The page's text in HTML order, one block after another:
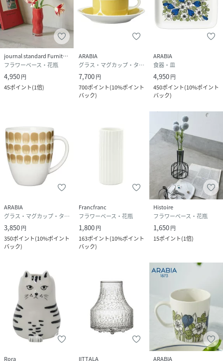
journal standard Furniture
フラワーベース・花瓶
4,950円
45ポイント(1倍)
ARABIA
グラス・マグカップ・タンブラー
7,700円
700ポイント(10%ポイント
バック)
ARABIA
食器・皿
4,950円
450ポイント(10%ポイント
バック)
ARABIA
グラス・マグカップ・タンブラー
3,850円
350ポイント(10%ポイント
バック)
Francfranc
フラワーベース・花瓶
1,800円
163ポイント(10%ポイント
バック)
Histoire
フラワーベース・花瓶
1,650円
15ポイント(1倍)
Rora IITTALA ARABIA